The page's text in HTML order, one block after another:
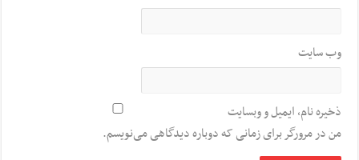
وب‌ سایت
ذخیره نام، ایمیل و وبسایت
من در مرورگر برای زمانی که دوباره دیدگاهی می‌نویسم.